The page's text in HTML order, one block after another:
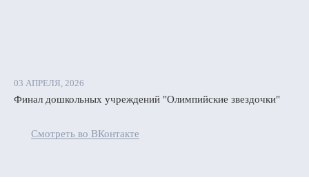
03 АПРЕЛЯ, 2026
Финал дошкольных учреждений "Олимпийские звездочки"
Смотреть во ВКонтакте